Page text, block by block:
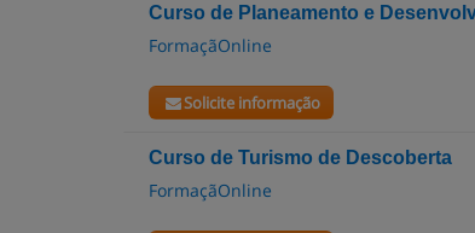
Curso de Planeamento e
FormaçãOnline
Solicite informação
Curso de Turismo de Descoberta
FormaçãOnline